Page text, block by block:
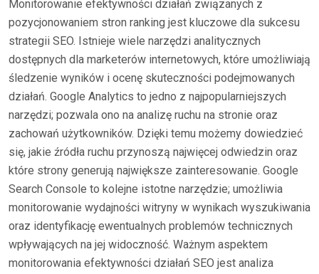
Monitorowanie efektywności działań związanych z
pozycjonowaniem stron ranking jest kluczowe dla sukcesu
strategii SEO. Istnieje wiele narzędzi analitycznych
dostępnych dla marketerów internetowych, które umożliwiają
śledzenie wyników i ocenę skuteczności podejmowanych
działań. Google Analytics to jedno z najpopularniejszych
narzędzi; pozwala ono na analizę ruchu na stronie oraz
zachowań użytkowników. Dzięki temu możemy dowiedzieć
się, jakie źródła ruchu przynoszą najwięcej odwiedzin oraz
które strony generują największe zainteresowanie. Google
Search Console to kolejne istotne narzędzie; umożliwia
monitorowanie wydajności witryny w wynikach wyszukiwania
oraz identyfikację ewentualnych problemów technicznych
wpływających na jej widoczność. Ważnym aspektem
monitorowania efektywności działań SEO jest analiza